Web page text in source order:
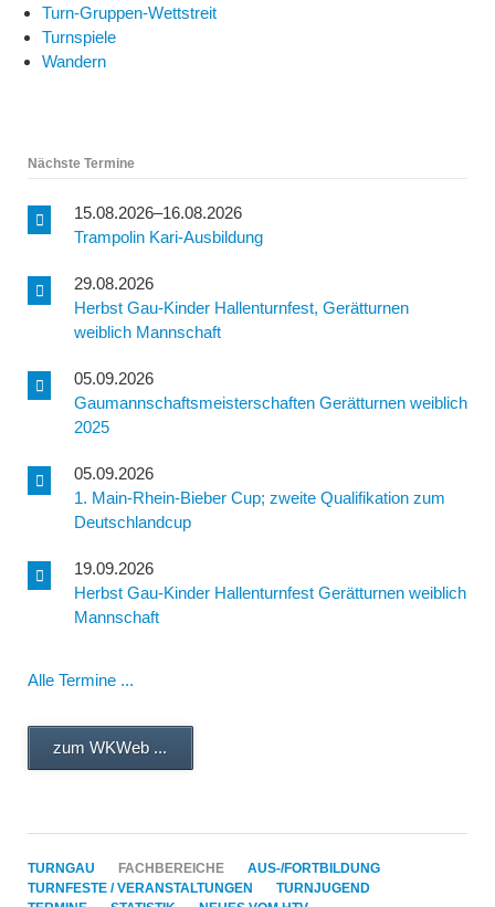
Turn-Gruppen-Wettstreit
Turnspiele
Wandern
Nächste Termine
15.08.2026–16.08.2026
Trampolin Kari-Ausbildung
29.08.2026
Herbst Gau-Kinder Hallenturnfest, Gerätturnen
weiblich Mannschaft
05.09.2026
Gaumannschaftsmeisterschaften Gerätturnen weiblich
2025
05.09.2026
1. Main-Rhein-Bieber Cup; zweite Qualifikation zum
Deutschlandcup
19.09.2026
Herbst Gau-Kinder Hallenturnfest Gerätturnen weiblich
Mannschaft
Alle Termine ...
zum WKWeb ...
NAVIGATION
ÜBERSPRINGEN
TURNGAU FACHBEREICHE
AUS-/FORTBILDUNG
TURNFESTE / VERANSTALTUNGEN
TURNJUGEND